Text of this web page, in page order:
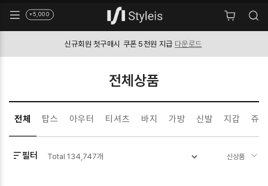
+5,000
신규회원 첫구매시 쿠폰 5천원 지급 다운로드
전체상품
전체 탑스 아우터 티셔츠 바지 가방 신발 지갑 쥬
필터 Total 134,747개